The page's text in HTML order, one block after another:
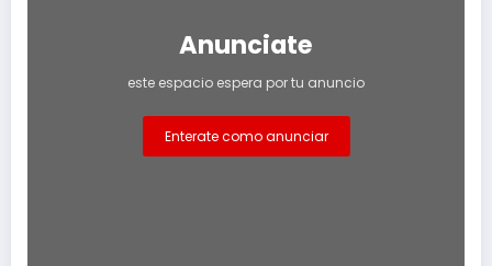
Anunciate
este espacio espera por tu anuncio
Enterate como anunciar